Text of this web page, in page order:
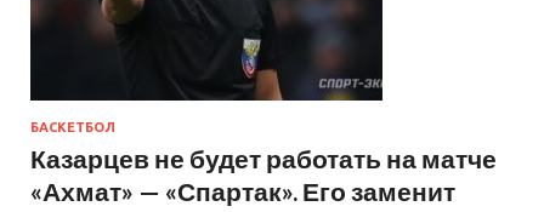
БАСКЕТБОЛ
Казарцев не будет работать на матче
«Ахмат» — «Спартак». Его заменит